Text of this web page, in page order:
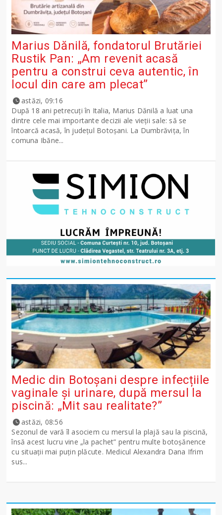
Marius Dănilă, fondatorul Brutăriei
Rustik Pan: „Am revenit acasă
pentru a construi ceva autentic, în
locul din care am plecat”
astăzi, 09:16
După 18 ani petrecuți în Italia, Marius Dănilă a luat una
dintre cele mai importante decizii ale vieții sale: să se
întoarcă acasă, în județul Botoșani. La Dumbrăvița, în
comuna Ibăne...
Medic din Botoșani despre infecțiile
vaginale și urinare, după mersul la
piscină: „Mit sau realitate?”
astăzi, 08:56
Sezonul de vară îl asociem cu mersul la plajă sau la piscină,
însă acest lucru vine „la pachet” pentru multe botoșănence
cu situații mai puțin plăcute. Medicul Alexandra Dana Ifrim
sus...